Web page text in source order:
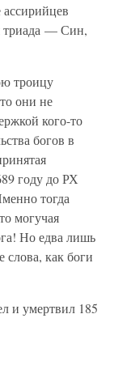
триада — Син,
троицу
они не
кого-то
богов в
году до РХ
тогда
могучая
Но едва лишь
слова, как боги
и умертвил 185